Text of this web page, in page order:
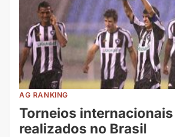
AG RANKING
Torneios
realizados no Brasil